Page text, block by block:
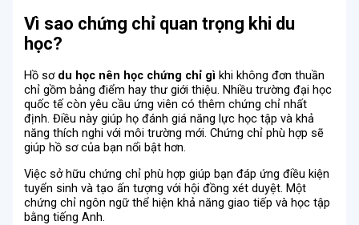
Vì sao chứng chỉ quan trọng khi du
học?
Hồ sơ du học nên học chứng chỉ gì khi không đơn thuần
chỉ gồm bảng điểm hay thư giới thiệu. Nhiều trường đại học
quốc tế còn yêu cầu ứng viên có thêm chứng chỉ nhất
định. Điều này giúp họ đánh giá năng lực học tập và khả
năng thích nghi với môi trường mới. Chứng chỉ phù hợp sẽ
giúp hồ sơ của bạn nổi bật hơn.
Việc sở hữu chứng chỉ phù hợp giúp bạn đáp ứng điều kiện
tuyển sinh và tạo ấn tượng với hội đồng xét duyệt. Một
chứng chỉ ngôn ngữ thể hiện khả năng giao tiếp và học tập
bằng tiếng Anh.